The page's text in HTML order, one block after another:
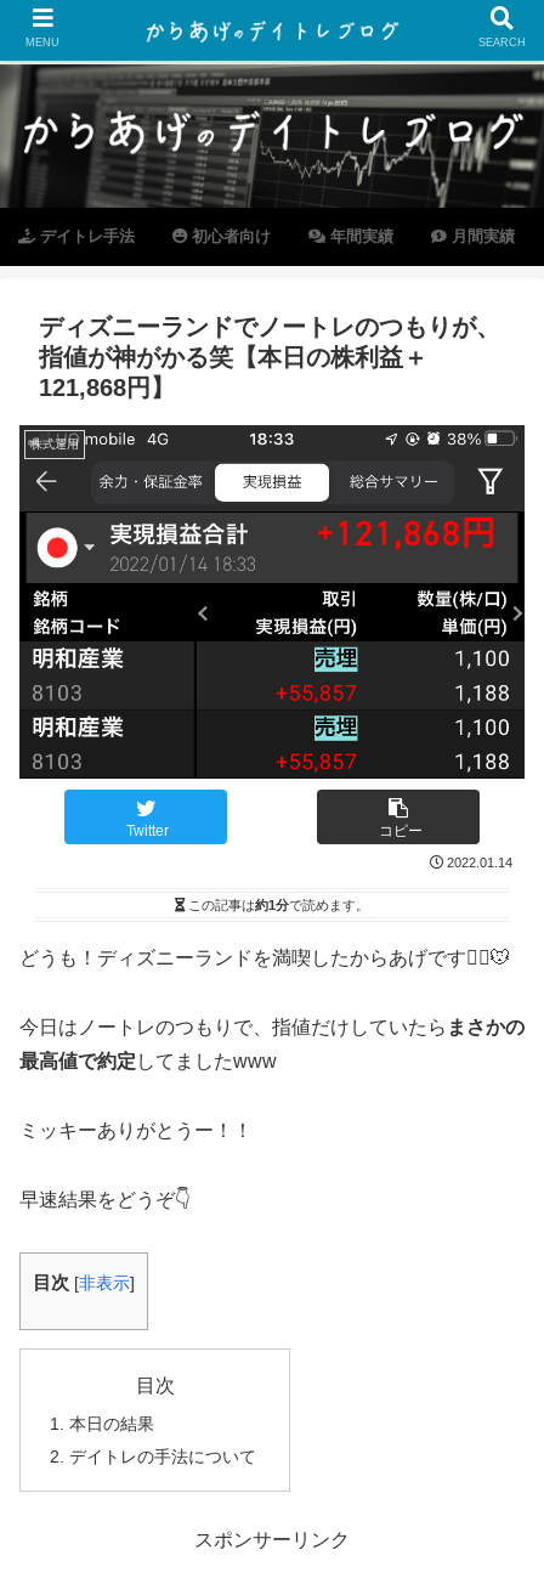
デイトレ手法 初心者向け 年間実績 月間実績
ディズニーランドでノートレのつもりが、
指値が神がかる笑【本日の株利益＋
121,868円】
株式運用
Twitter コピー
2022.01.14
この記事は約1分で読めます。
どうも！ディズニーランドを満喫したからあげです🙋‍♂️🐭
今日はノートレのつもりで、指値だけしていたら まさかの
最高値で約定 してましたwww
ミッキーありがとうー！！
早速結果をどうぞ👇
目次 [非表示]
目次
本日の結果
デイトレの手法について
スポンサーリンク
MENU SEARCH